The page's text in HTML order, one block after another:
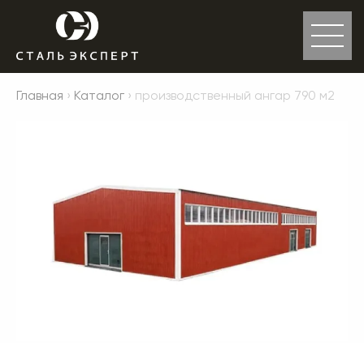
Главная › Каталог › производственный ангар 790 м2